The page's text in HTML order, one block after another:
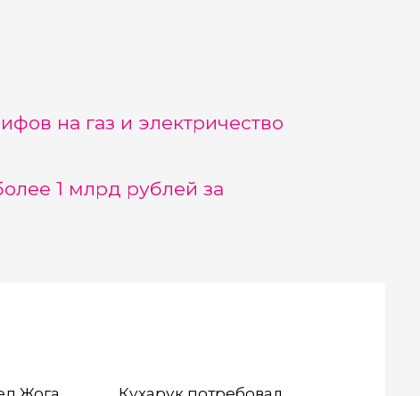
на газ и электричество
1 млрд рублей за